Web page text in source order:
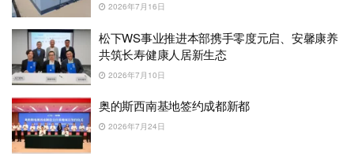
2026年7月16日
松下WS事业推进本部携手零度元启、安馨康养
共筑长寿健康人居新生态
2026年7月10日
奥的斯西南基地签约成都新都
2026年7月24日